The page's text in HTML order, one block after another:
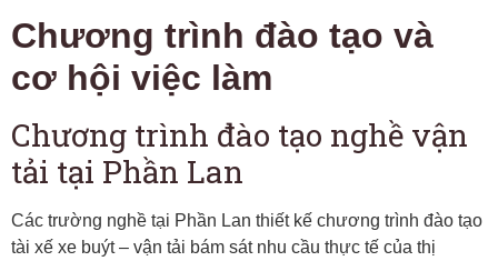
Chương trình đào tạo và
cơ hội việc làm
Chương trình đào tạo nghề vận
tải tại Phần Lan
Các trường nghề tại Phần Lan thiết kế chương trình đào tạo
tài xế xe buýt – vận tải bám sát nhu cầu thực tế của thị